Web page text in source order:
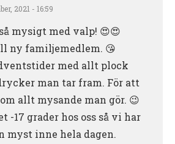
2021 - 16:59
mysigt med valp! 😍😍
ny familjemedlem. 😘
med allt plock
man tar fram. För att
allt mysande man gör. 😉
-17 grader hos oss så vi har
myst inne hela dagen.